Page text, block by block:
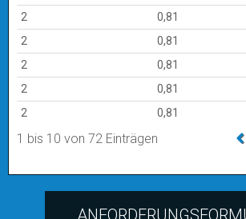
2
0,81
2
0,81
2
0,81
2
0,81
2
0,81
1 bis 10 von 72 Einträgen